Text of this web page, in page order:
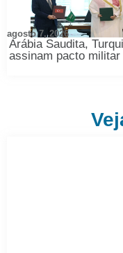
Arábia Saudita,
assinam pacto
agosto 7, 2026